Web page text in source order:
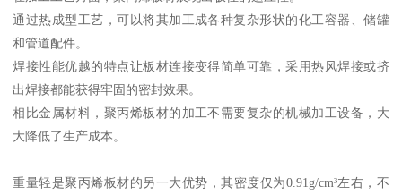
通过热成型工艺，可以将其加工成各种复杂形状的化工容器、储罐
和管道配件。
焊接性能优越的特点让板材连接变得简单可靠，采用热风焊接或挤
出焊接都能获得牢固的密封效果。
相比金属材料，聚丙烯板材的加工不需要复杂的机械加工设备，大
大降低了生产成本。
重量轻是聚丙烯板材的另一大优势，其密度仅为0.91g/cm³左右，不